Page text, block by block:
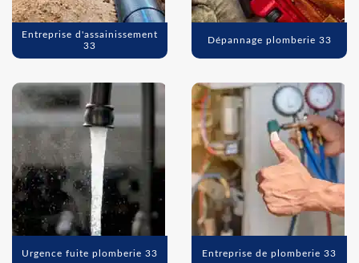
Entreprise d'assainissement
33
Dépannage plomberie 33
Urgence fuite plomberie 33 Entreprise de plomberie 33